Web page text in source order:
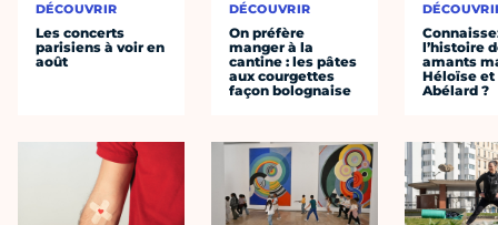
DÉCOUVRIR
Les concerts
parisiens à voir en
août
DÉCOUVRIR
On préfère
manger à la
cantine : les pâtes
aux courgettes
façon bolognaise
l’histoire
amants
Héloïse et
Abélard ?